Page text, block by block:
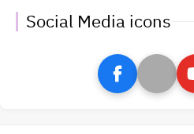
Social Media icons